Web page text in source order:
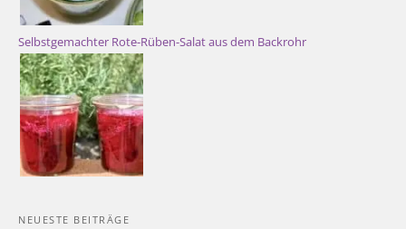
Selbstgemachter Rote-Rüben-Salat aus dem Backrohr
NEUESTE BEITRÄGE